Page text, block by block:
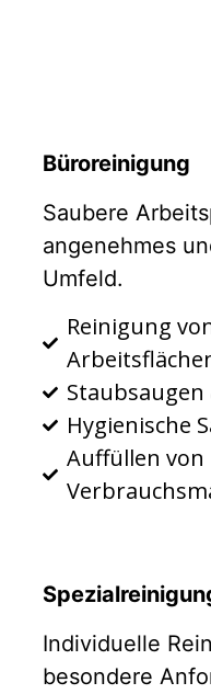
Büroreinigung
Saubere
angenehmes
Umfeld.
Reinigung
Hygienische
Auffüllen von
Individuelle
besondere